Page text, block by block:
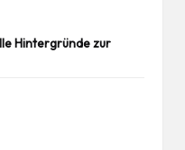
Hintergründe zur